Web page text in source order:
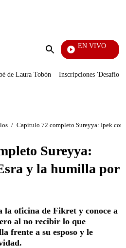
Enviar
EN VIVO
Santa Misa
de Laura Tobón Inscripciones 'Desafío'
/ Capítulo 72 completo Sureyya: Ipek
Sureyya:
y la humilla por
la oficina de Fikret y conoce a
al no recibir lo que
frente a su esposo y le